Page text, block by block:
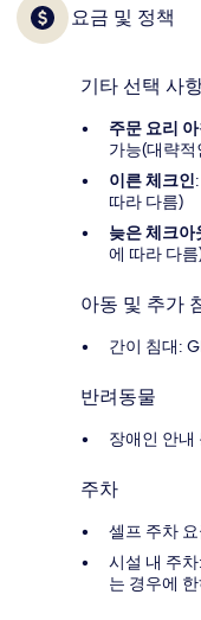
요금 및 정책
기타 선택 사
주문 요리
가능(대략적
이른 체크인
따라 다름)
늦은 체크아
에 따라 다
아동 및 추가
간이 침대:
반려동물
장애인 안내
주차
셀프 주차
시설 내 주
는 경우에